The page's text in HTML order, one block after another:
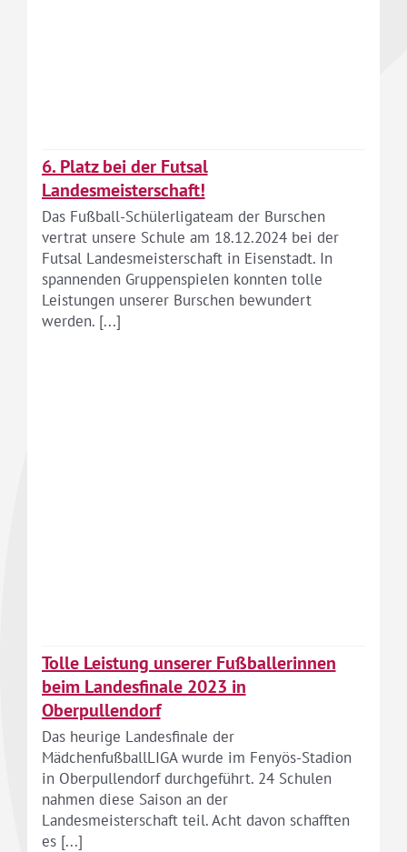
6. Platz bei der Futsal
Landesmeisterschaft!
Das Fußball-Schülerligateam der Burschen
vertrat unsere Schule am 18.12.2024 bei der
Futsal Landesmeisterschaft in Eisenstadt. In
spannenden Gruppenspielen konnten tolle
Leistungen unserer Burschen bewundert
werden. [...]
Tolle Leistung unserer Fußballerinnen
beim Landesfinale 2023 in
Oberpullendorf
Das heurige Landesfinale der
MädchenfußballLIGA wurde im Fenyös-Stadion
in Oberpullendorf durchgeführt. 24 Schulen
nahmen diese Saison an der
Landesmeisterschaft teil. Acht davon schafften
es [...]